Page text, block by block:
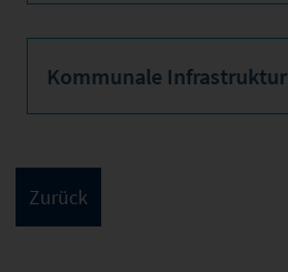
Kommunale Infrastruktur